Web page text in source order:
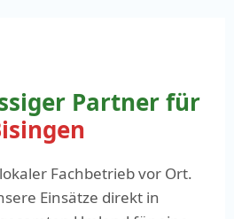
Partner für
Fachbetrieb vor Ort.
Einsätze direkt in